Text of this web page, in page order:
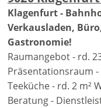
Klagenfurt -
Verkausladen,
Gastronomie!
Raumangebot - rd.
Präsentationsraum -
Teeküche - rd. 2 m²
Beratung -